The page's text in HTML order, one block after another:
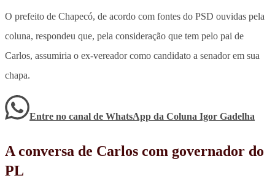
O prefeito de Chapecó, de acordo com fontes do PSD ouvidas pela
coluna, respondeu que, pela consideração que tem pelo pai de
Carlos, assumiria o ex-vereador como candidato a senador em sua
chapa.
Entre no canal de WhatsApp da Coluna Igor Gadelha
A conversa de Carlos com governador do
PL